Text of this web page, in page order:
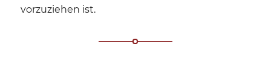
vorzuziehen ist.